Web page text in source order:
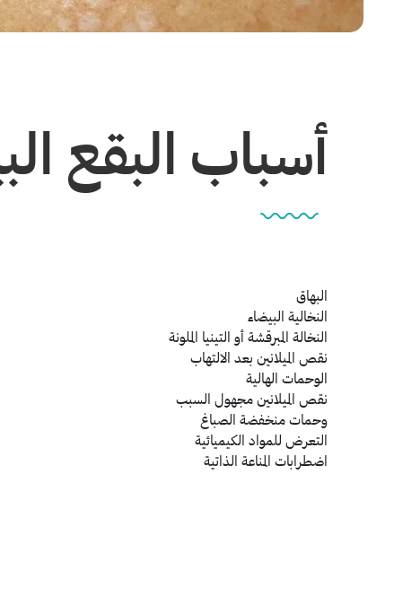
أسباب البقع
البهاق
النخالية البيضاء
النخالة المبرقشة أو التينيا الملونة
نقص الميلانين بعد الالتهاب
الوحمات الهالية
نقص الميلانين مجهول السبب
وحمات منخفضة الصباغ
التعرض للمواد الكيميائية
اضطرابات المناعة الذاتية